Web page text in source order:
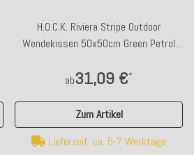
H.O.C.K. Riviera Stripe Outdoor
Wendekissen 50x50cm Green Petrol
ab31,09 €*
Zum Artikel
Lieferzeit: ca. 5-7 Werktage